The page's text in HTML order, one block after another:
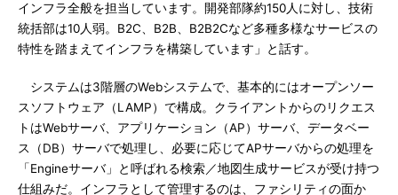
インフラ全般を担当しています。開発部隊約150人に対し、技術
統括部は10人弱。B2C、B2B、B2B2Cなど多種多様なサービスの
特性を踏まえてインフラを構築しています」と話す。
システムは3階層のWebシステムで、基本的にはオープンソー
スソフトウェア（LAMP）で構成。クライアントからのリクエス
トはWebサーバ、アプリケーション（AP）サーバ、データベー
ス（DB）サーバで処理し、必要に応じてAPサーバからの処理を
「Engineサーバ」と呼ばれる検索／地図生成サービスが受け持つ
仕組みだ。インフラとして管理するのは、ファシリティの面か